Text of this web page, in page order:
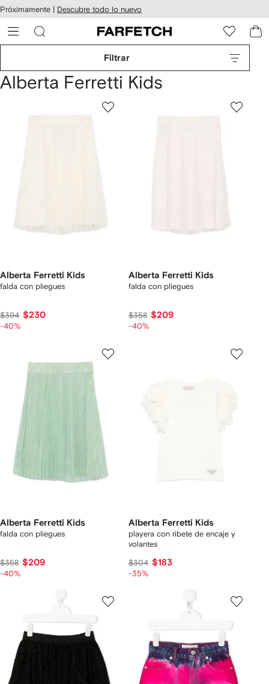
al
Próximamente | Descubre todo lo nuevo
Filtrar
Alberta Ferretti Kids
Alberta Ferretti Kids
falda con pliegues
$394 $230
-40%
Alberta Ferretti Kids
falda con pliegues
$358 $209
-40%
Alberta Ferretti Kids
falda con pliegues
$358 $209
-40%
Alberta Ferretti Kids
playera con ribete de encaje y
volantes
$304 $183
-35%